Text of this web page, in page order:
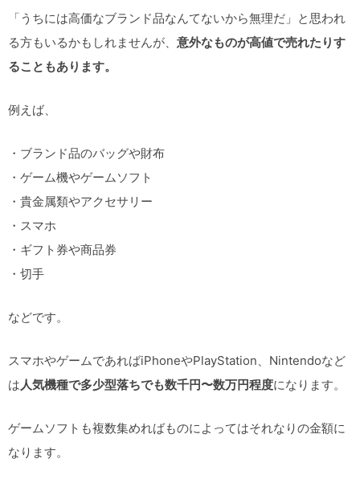
「うちには高価なブランド品なんてないから無理だ」と思われ
る方もいるかもしれませんが、 意外なものが高値で売れたりす
ることもあります。
例えば、
・ブランド品のバッグや財布
・ゲーム機やゲームソフト
・貴金属類やアクセサリー
・スマホ
・ギフト券や商品券
・切手
などです。
スマホやゲームであればiPhoneやPlayStation、Nintendoなど
は 人気機種で多少型落ちでも数千円〜数万円程度になります。
ゲームソフトも複数集めればものによってはそれなりの金額に
なります。